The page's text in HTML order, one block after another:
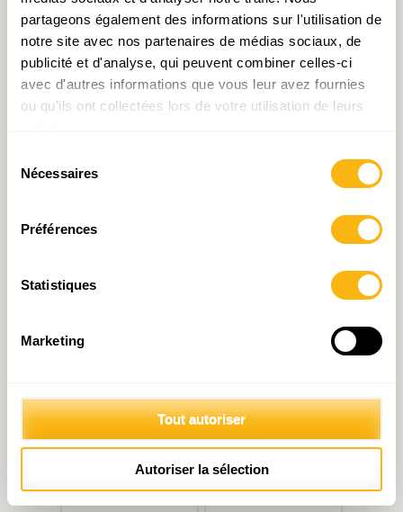
partageons également des informations sur l'utilisation de
notre site avec nos partenaires de médias sociaux, de
publicité et d'analyse, qui peuvent combiner celles-ci
avec d'autres informations que vous leur avez fournies
ou qu'ils ont collectées lors de votre utilisation de leurs
Nécessaires
Préférences
Statistiques
Marketing
Tout autoriser
Autoriser la sélection
grâce au succès de l’initiativeHello Future, la
logistique avec le développement de la nouvelle
route de la soie, etc.), il serait comme
l’agriculteur susmentionné…
Luxembourg un demi-siècle de constantes et de
Articles liés